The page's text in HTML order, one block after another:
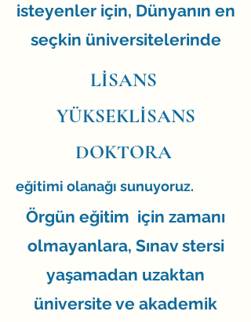
isteyenler için, Dünyanın en
seçkin üniversitelerinde
LİSANS
YÜKSEKLİSANS
DOKTORA
eğitimi olanağı sunuyoruz.
Örgün eğitim için zamanı
olmayanlara, Sınav stersi
yaşamadan uzaktan
üniversite ve akademik